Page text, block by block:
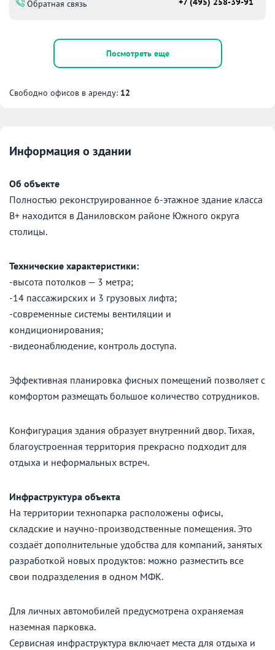
Обратная связь
Посмотреть еще
Свободно офисов в аренду: 12
Информация о здании
Об объекте
Полностью реконструированное 6-этажное здание класса
В+ находится в Даниловском районе Южного округа
столицы.
Технические характеристики:
-высота потолков — 3 метра;
-14 пассажирских и 3 грузовых лифта;
-современные системы вентиляции и
кондиционирования;
-видеонаблюдение, контроль доступа.
Эффективная планировка фисных помещений позволяет с
комфортом размещать большое количество сотрудников.
Конфигурация здания образует внутренний двор. Тихая,
благоустроенная территория прекрасно подходит для
отдыха и неформальных встреч.
Инфраструктура объекта
На территории технопарка расположены офисы,
складские и научно-производственные помещения. Это
создаёт дополнительные удобства для компаний, занятых
разработкой новых продуктов: можно разместить все
свои подразделения в одном МФК.
Для личных автомобилей предусмотрена охраняемая
наземная парковка.
Сервисная инфраструктура включает места для отдыха и